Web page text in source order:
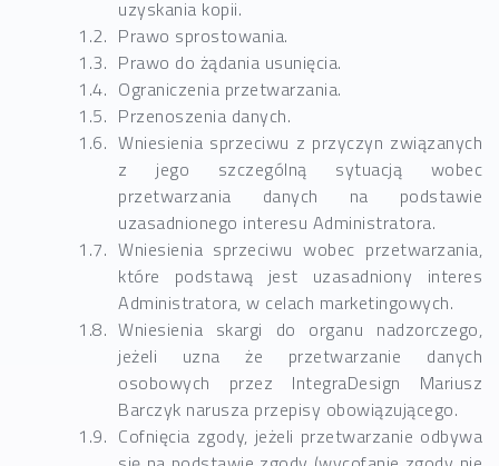
uzyskania kopii.
Prawo sprostowania.
Prawo do żądania usunięcia.
Ograniczenia przetwarzania.
Przenoszenia danych.
Wniesienia sprzeciwu z przyczyn związanych
z jego szczególną sytuacją wobec
przetwarzania danych na podstawie
uzasadnionego interesu Administratora.
Wniesienia sprzeciwu wobec przetwarzania,
które podstawą jest uzasadniony interes
Administratora, w celach marketingowych.
Wniesienia skargi do organu nadzorczego,
jeżeli uzna że przetwarzanie danych
osobowych przez IntegraDesign Mariusz
Barczyk narusza przepisy obowiązującego.
Cofnięcia zgody, jeżeli przetwarzanie odbywa